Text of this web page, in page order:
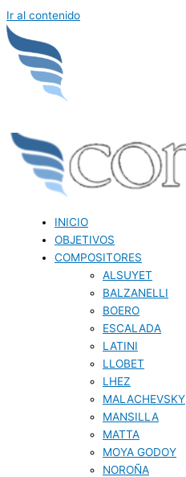
Ir al contenido
INICIO
OBJETIVOS
COMPOSITORES
ALSUYET
BALZANELLI
BOERO
ESCALADA
LATINI
LLOBET
LHEZ
MALACHEVSKY
MANSILLA
MATTA
MOYA GODOY
NOROÑA